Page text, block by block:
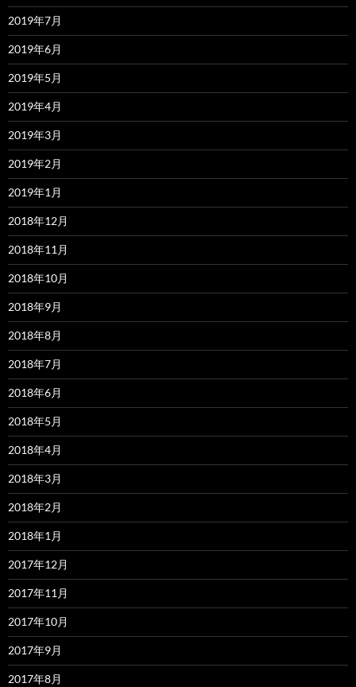
2019年7月
2019年6月
2019年5月
2019年4月
2019年3月
2019年2月
2019年1月
2018年12月
2018年11月
2018年10月
2018年9月
2018年8月
2018年7月
2018年6月
2018年5月
2018年4月
2018年3月
2018年2月
2018年1月
2017年12月
2017年11月
2017年10月
2017年9月
2017年8月